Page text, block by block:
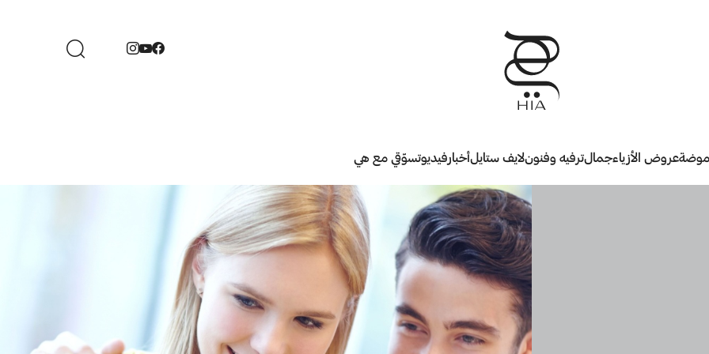
موضةعروض الأزياءجمالترفيه وفنونلايف ستايلأخبارفيديوتسوّقي مع هي